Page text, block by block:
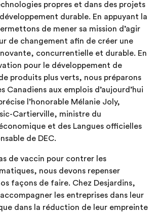
propres et dans des projets
durable. En appuyant la
de mener sa mission d’agir
de changement afin de créer une
concurrentielle et durable. En
pour le développement de
produits plus verts, nous préparons
Canadiens aux emplois d’aujourd’hui
l’honorable Mélanie Joly,
Cartierville, ministre du
et des Langues officielles
de DEC.
de vaccin pour contrer les
nous devons repenser
façons de faire. Chez Desjardins,
les entreprises dans leur
dans la réduction de leur empreinte